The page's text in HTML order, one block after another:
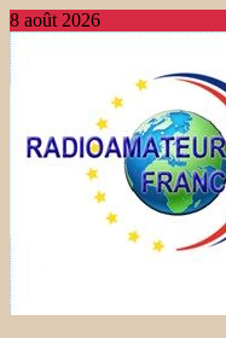
8 août 2026